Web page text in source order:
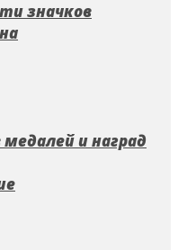
значков
и наград